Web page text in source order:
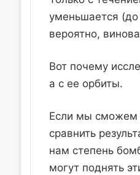
уменьшается (до
вероятно,
Вот почему
а с ее орбиты.
Если мы сможем
сравнить
нам степень
могут поднять